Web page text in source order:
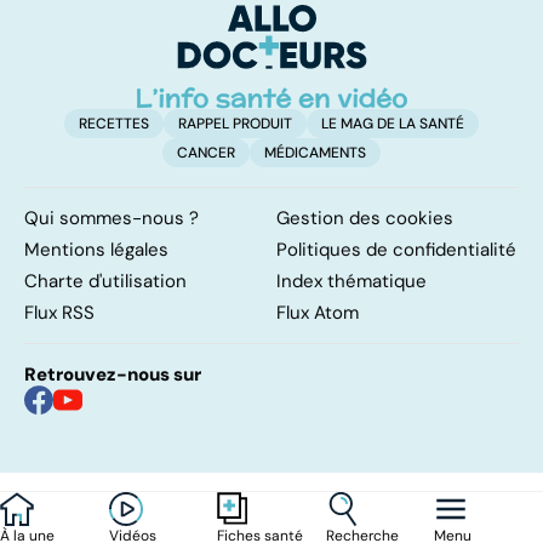
À la une Vidéos Fiches santé Recherche Menu
RECETTES RAPPEL PRODUIT
LE MAG DE LA SANTÉ
CANCER
MÉDICAMENTS
Qui sommes-nous ?
Gestion des cookies
Mentions légales
Politiques de confidentialité
Charte d'utilisation
Index thématique
Flux RSS
Flux Atom
Retrouvez-nous sur